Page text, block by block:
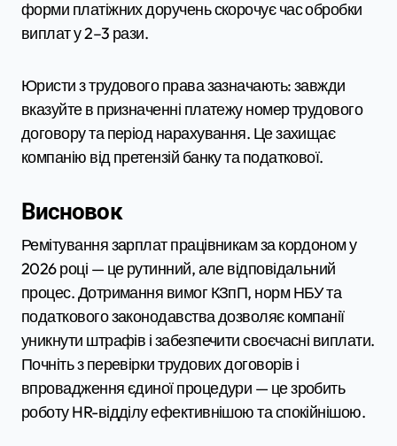
форми платіжних доручень скорочує час обробки
виплат у 2–3 рази.
Юристи з трудового права зазначають: завжди
вказуйте в призначенні платежу номер трудового
договору та період нарахування. Це захищає
компанію від претензій банку та податкової.
Висновок
Ремітування зарплат працівникам за кордоном у
2026 році — це рутинний, але відповідальний
процес. Дотримання вимог КЗпП, норм НБУ та
податкового законодавства дозволяє компанії
уникнути штрафів і забезпечити своєчасні виплати.
Почніть з перевірки трудових договорів і
впровадження єдиної процедури — це зробить
роботу HR-відділу ефективнішою та спокійнішою.